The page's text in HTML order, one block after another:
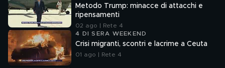
Metodo Trump: minacce di attacchi e
ripensamenti
02 ago | Rete 4
4 DI SERA WEEKEND
Crisi migranti, scontri e lacrime a Ceuta
01 ago | Rete 4